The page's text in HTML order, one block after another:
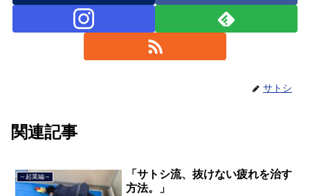
サトシ
関連記事
～起業編～
「サトシ流、抜けない疲れを治す
方法。」